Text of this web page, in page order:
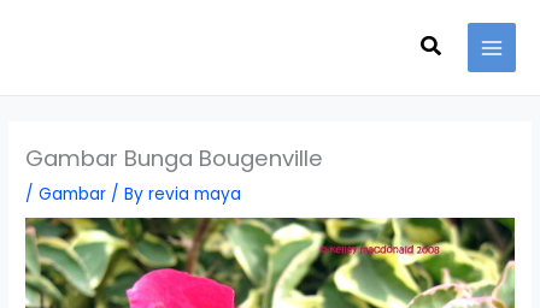
Search
Gambar Bunga Bougenville
/Gambar / Byrevia maya